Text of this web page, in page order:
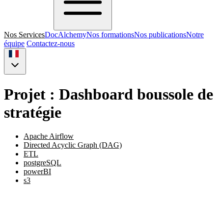
Nos ServicesDocAlchemyNos formationsNos publicationsNotre
équipe Contactez-nous
Projet : Dashboard boussole de
stratégie
Apache Airflow
Directed Acyclic Graph (DAG)
ETL
postgreSQL
powerBI
s3